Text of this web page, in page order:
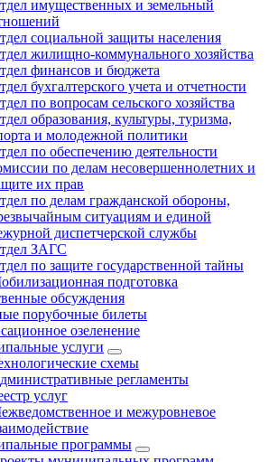
имущественных и земельный
социальной защиты населения
жилищно-коммунального хозяйства
финансов и бюджета
бухгалтерского учета и отчетности
по вопросам сельского хозяйства
образования, культуры, туризма,
и молодежной политики
по обеспечению деятельности
по делам несовершеннолетних и
их прав
по делам гражданской обороны,
ситуациям и единой
диспетчерской службы
ЗАГС
по защите государственной тайны
подготовка
обсуждения
порубочные билеты
озеленение
услуги
схемы
регламенты
услуг
и межуровневое
программы